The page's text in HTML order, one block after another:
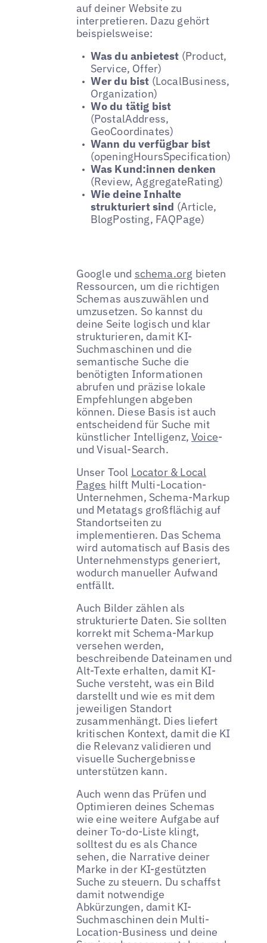
auf deiner Website zu
interpretieren. Dazu gehört
beispielsweise:
Was du anbietest (Product,
Service, Offer)
Wer du bist (LocalBusiness,
Organization)
Wo du tätig bist
(PostalAddress,
GeoCoordinates)
Wann du verfügbar bist
(openingHoursSpecification)
Was Kund:innen denken
(Review, AggregateRating)
Wie deine Inhalte
strukturiert sind (Article,
BlogPosting, FAQPage)
Google und schema.org bieten
Ressourcen, um die richtigen
Schemas auszuwählen und
umzusetzen. So kannst du
deine Seite logisch und klar
strukturieren, damit KI-
Suchmaschinen und die
semantische Suche die
benötigten Informationen
abrufen und präzise lokale
Empfehlungen abgeben
können. Diese Basis ist auch
entscheidend für Suche mit
künstlicher Intelligenz,Voice-
und Visual-Search.
Unser Tool Locator & Local
Pages hilft Multi-Location-
Unternehmen, Schema-Markup
und Metatags großflächig auf
Standortseiten zu
implementieren. Das Schema
wird automatisch auf Basis des
Unternehmenstyps generiert,
wodurch manueller Aufwand
entfällt.
Auch Bilder zählen als
strukturierte Daten. Sie sollten
korrekt mit Schema-Markup
versehen werden,
beschreibende Dateinamen und
Alt-Texte erhalten, damit KI-
Suche versteht, was ein Bild
darstellt und wie es mit dem
jeweiligen Standort
zusammenhängt. Dies liefert
kritischen Kontext, damit die KI
die Relevanz validieren und
visuelle Suchergebnisse
unterstützen kann.
Auch wenn das Prüfen und
Optimieren deines Schemas
wie eine weitere Aufgabe auf
deiner To-do-Liste klingt,
solltest du es als Chance
sehen, die Narrative deiner
Marke in der KI-gestützten
Suche zu steuern. Du schaffst
damit notwendige
Abkürzungen, damit KI-
Suchmaschinen dein Multi-
Location-Business und deine